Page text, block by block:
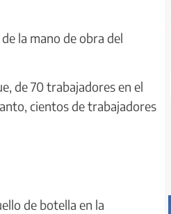
la mano de obra del
de 70 trabajadores en el
cientos de trabajadores
de botella en la